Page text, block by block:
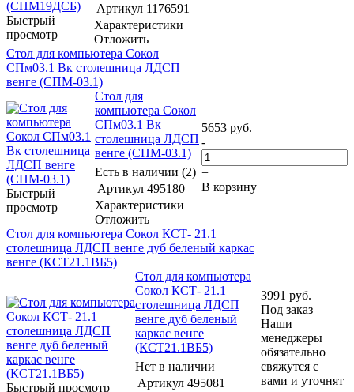
Быстрый
просмотр
Артикул 1176591
Характеристики
Отложить
Стол для компьютера Сокол
СПм03.1 Вк столешница ЛДСП
венге (СПМ-03.1)
Быстрый
просмотр
Стол для
компьютера Сокол
СПм03.1 Вк
столешница ЛДСП
венге (СПМ-03.1)
Есть в наличии (2)
Артикул 495180
Характеристики
Отложить
5653 руб.
-
+
В корзину
Стол для компьютера Сокол КСТ- 21.1
столешница ЛДСП венге дуб беленый каркас
венге (КСТ21.1ВБ5)
Быстрый просмотр
Стол для компьютера
Сокол КСТ- 21.1
столешница ЛДСП
венге дуб беленый
каркас венге
(КСТ21.1ВБ5)
Нет в наличии
Артикул 495081
3991 руб.
Под заказ
Наши
менеджеры
обязательно
свяжутся с
вами и уточнят